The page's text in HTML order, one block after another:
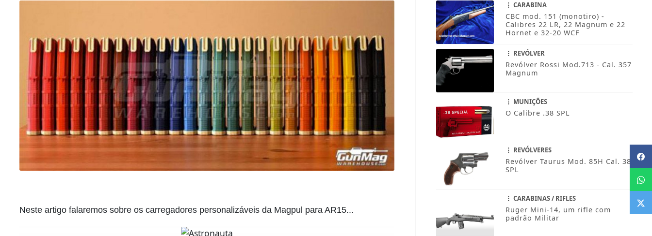
Neste artigo falaremos sobre os carregadores personalizáveis ​​da Magpul para AR15...
CARABINA
CBC mod. 151 (monotiro) -
Calibres 22 LR, 22 Magnum e 22
Hornet e 32-20 WCF
REVÓLVER
Revólver Rossi Mod.713 - Cal. 357
Magnum
MUNIÇÕES
O Calibre .38 SPL
REVÓLVERES
Revólver Taurus Mod. 85H Cal. 38
SPL
CARABINAS / RIFLES
Ruger Mini-14, um rifle com
padrão Militar